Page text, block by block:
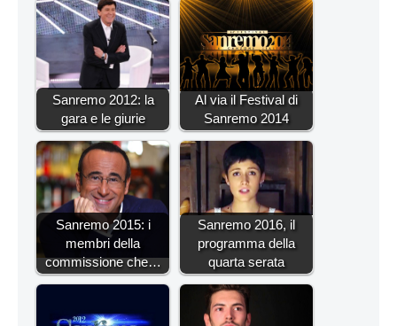
Sanremo 2012: la
gara e le giurie
Al via il Festival di
Sanremo 2014
Sanremo 2015: i
membri della
commissione che…
Sanremo 2016, il
programma della
quarta serata